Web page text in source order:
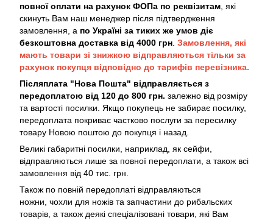
повної оплати на рахунок ФОПа по реквізитам, які
скинуть Вам наш менеджер після підтвердження
замовлення, а по Україні за тиких же умов діє
безкоштовна доставка від 4000 грн. Замовлення, які
мають товари зі знижкою відправляються тільки за
рахунок покупця відповідно до тарифів перевізника.
Післяплата "Нова Пошта" відправляється з
передоплатою від 120 до 800 грн. залежно від розміру
та вартості посилки. Якщо покупець не забирає посилку,
передоплата покриває частково послуги за пересилку
товару Новою поштою до покупця і назад.
Великі габаритні посилки, наприклад, як сейфи,
відправляються лише за повної передоплати, а також всі
замовлення від 40 тис. грн.
Також по повній передоплаті відправляються
ножни, чохли для ножів та запчастини до рибальских
товарів, а також деякі спеціалізовані товари, які Вам